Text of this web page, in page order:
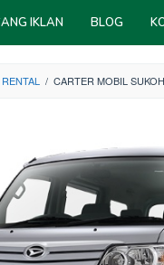
IKLAN BLOG
RENTAL / CARTER MOBIL